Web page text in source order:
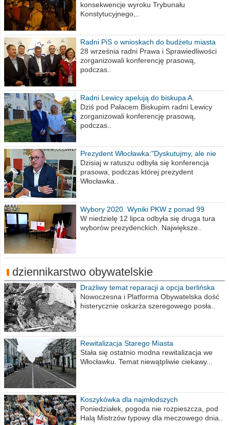
konsekwencje wyroku Trybunału
Konstytucyjnego,..
Radni PiS o wnioskach do budżetu miasta
na 2021 rok
28 września radni Prawa i Sprawiedliwości
zorganizowali konferencję prasową,
podczas..
Radni Lewicy apelują do biskupa A.
Wiesława Meringa
Dziś pod Pałacem Biskupim radni Lewicy
zorganizowali konferencję prasową,
podczas..
Prezydent Włocławka:"Dyskutujmy, ale nie
obrażajmy się”
Dzisiaj w ratuszu odbyła się konferencja
prasowa, podczas której prezydent
Włocławka..
Wybory 2020. Wyniki PKW z ponad 99
procent obwodów
W niedzielę 12 lipca odbyła się druga tura
wyborów prezydenckich. Największe..
dziennikarstwo obywatelskie
Drażliwy temat reparacji a opcja berlińska
Nowoczesna i Platforma Obywatelska dość
histerycznie oskarża szeregowego posła..
Rewitalizacja Starego Miasta
Stała się ostatnio modna rewitalizacja we
Włocławku. Temat niewątpliwie ciekawy...
Koszykówka dla najmłodszych
Poniedziałek, pogoda nie rozpieszcza, pod
Halą Mistrzów typowy dla meczowego dnia..